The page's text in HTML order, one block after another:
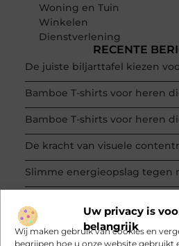
Uw privacy is
belangrijk
Wij maken gebruik van cookies en
begrijpen hoe u onze website gebruikt
Woning en Tuin
Winkelen
Dienstverlening
RECENTE
De juiste biljarttafel kiezen
Bamboe T-shirts voor heren
Bamboe T-shirts voor heren
De kracht van visuele
Slimme energieopslag tegen